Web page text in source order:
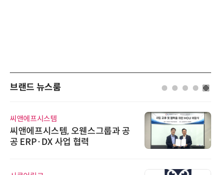
브랜드 뉴스룸
씨앤에프시스템
씨앤에프시스템, 오웬스그룹과 공
공 ERP·DX 사업 협력